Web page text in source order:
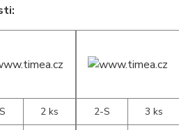
2 ks
2-S
3 ks